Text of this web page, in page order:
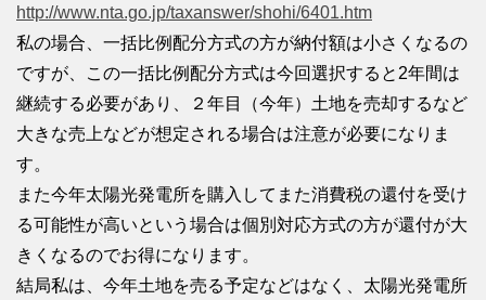
http://www.nta.go.jp/taxanswer/shohi/6401.htm
私の場合、一括比例配分方式の方が納付額は小さくなるの
ですが、この一括比例配分方式は今回選択すると2年間は
継続する必要があり、２年目（今年）土地を売却するなど
大きな売上などが想定される場合は注意が必要になりま
す。
また今年太陽光発電所を購入してまた消費税の還付を受け
る可能性が高いという場合は個別対応方式の方が還付が大
きくなるのでお得になります。
結局私は、今年土地を売る予定などはなく、太陽光発電所